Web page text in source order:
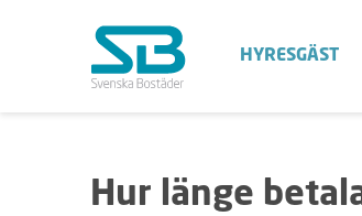
HYRESGÄST
Hur länge